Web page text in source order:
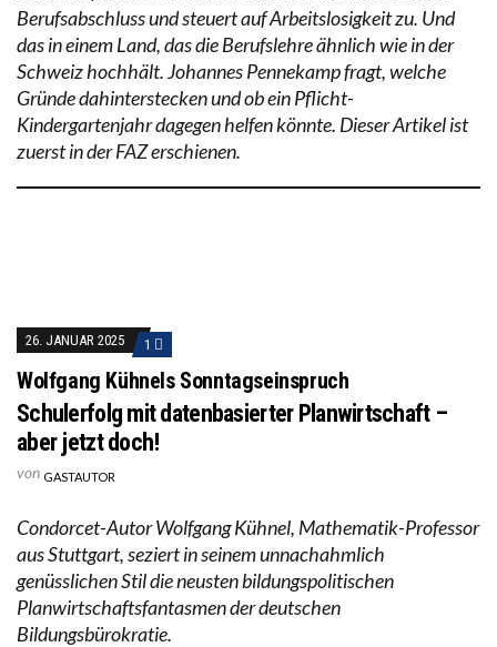
Berufsabschluss und steuert auf Arbeitslosigkeit zu. Und
das in einem Land, das die Berufslehre ähnlich wie in der
Schweiz hochhält. Johannes Pennekamp fragt, welche
Gründe dahinterstecken und ob ein Pflicht-
Kindergartenjahr dagegen helfen könnte. Dieser Artikel ist
zuerst in der FAZ erschienen.
26. JANUAR 2025 1
Wolfgang Kühnels Sonntagseinspruch
Schulerfolg mit datenbasierter Planwirtschaft –
aber jetzt doch!
von GASTAUTOR
Condorcet-Autor Wolfgang Kühnel, Mathematik-Professor
aus Stuttgart, seziert in seinem unnachahmlich
genüsslichen Stil die neusten bildungspolitischen
Planwirtschaftsfantasmen der deutschen
Bildungsbürokratie.